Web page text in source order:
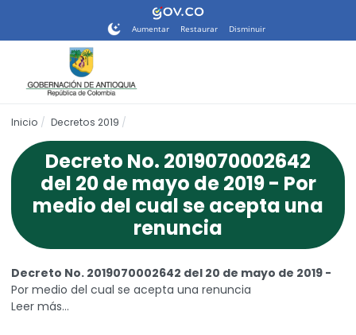
sitio
de
accesibilidad.
Aumentar Restaurar Disminuir
Inicio Decretos 2019
Decreto No. 2019070002642
del 20 de mayo de 2019 - Por
medio del cual se acepta una
renuncia
Decreto No. 2019070002642 del 20 de mayo de 2019 -
Por medio del cual se acepta una renuncia
Leer más…